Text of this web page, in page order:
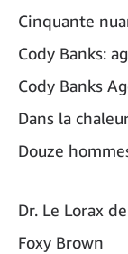
Cinquante
Cody Banks:
Cody Banks
Dans la
Douze
Dr. Le Lorax
Foxy Brown